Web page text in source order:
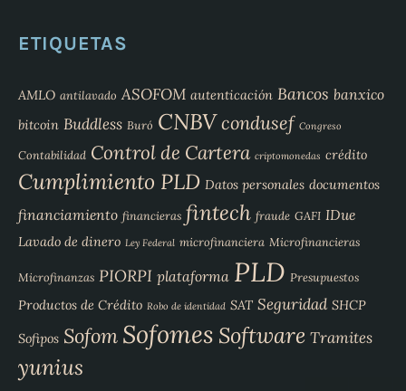
ETIQUETAS
AMLO antilavado ASOFOM autenticación Bancos banxico
bitcoin Buddless Buró CNBVcondusef Congreso
Contabilidad Control de Cartera criptomonedas crédito
Cumplimiento PLD Datos personales documentos
financiamiento financieras fintech fraude GAFI IDue
Lavado de dinero Ley Federal microfinanciera Microfinancieras
Microfinanzas PIORPI plataforma PLD Presupuestos
Productos de Crédito Robo de identidad SAT Seguridad SHCP
Sofipos Sofom Sofomes Software Tramites
yunius